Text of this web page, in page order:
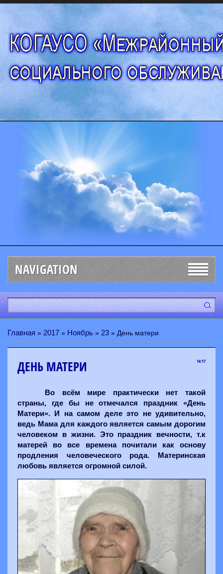
NAVIGATION
Главная » 2017 » Ноябрь » 23 » День матери
14:17
ДЕНЬ МАТЕРИ
Во всём мире практически нет такой
страны, где бы не отмечался праздник «День
Матери». И на самом деле это не удивительно,
ведь Мама для каждого является самым дорогим
человеком в жизни. Это праздник вечности, т.к
матерей во все времена почитали как основу
продления человеческого рода. Материнская
любовь является огромной силой.